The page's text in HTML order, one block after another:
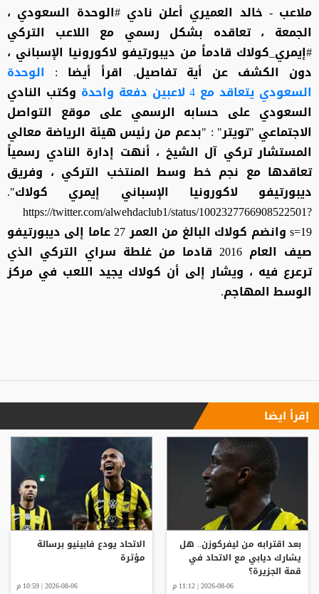
ملاعب - خالد العميري أعلن نادي #الوحدة السعودي ،
الجمعة ، تعاقده بشكل رسمي مع اللاعب التركي
#إيمري_كولاك قادماً من ديبورتيفو لاكورونيا الإسباني ،
دون الكشف عن أية تفاصيل. اقرأ أيضا : الوحدة
السعودي يتعاقد مع 4 لاعبين دفعة واحدة
وكتب النادي
السعودي على حسابه الرسمي على موقع التواصل
الاجتماعي "تويتر" : "بدعم من رئيس هيئة الرياضة معالي
المستشار تركي آل الشيخ ، أنهت إدارة النادي رسمياً
تعاقدها مع نجم خط وسط المنتخب التركي ، وفريق
ديبورتيفو لاكورونيا الإسباني إيمري كولاك".
https://twitter.com/alwehdaclub1/status/1002327766908522501?
s=19 وانضم كولاك البالغ من العمر 27 عاما إلى ديبورتيفو
صيف العام 2016 قادما من غلطة سراي التركي الذي
ترعرع فيه ، ويشار إلى أن كولاك يجيد اللعب في مركز
الوسط المهاجم.
إقرأ ايضا
بعد اقترابه من ليفركوزن.. هل
يشارك ديابي مع الاتحاد في
قمة الجزيرة؟
2026-08-06 | 11:12 م
الاتحاد يودع فابينيو برسالة
مؤثرة
2026-08-06 | 10:59 م